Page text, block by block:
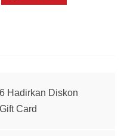
Hadirkan Diskon
Card